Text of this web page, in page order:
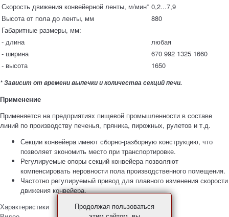
Скорость движения конвейерной ленты, м/мин* 0,2...7,9
Высота от пола до ленты, мм
880
Габаритные размеры, мм:
- длина
любая
- ширина
670 992 1325 1660
- высота
1650
* Зависит от времени выпечки и количества секций печи.
Применение
Применяется на предприятиях пищевой промышленности в составе
линий по производству печенья, пряника, пирожных, рулетов и т.д.
Секции конвейера имеют сборно-разборную конструкцию, что
позволяет экономить место при транспортировке.
Регулируемые опоры секций конвейера позволяют
компенсировать неровности пола производственного помещения.
Частотно регулируемый привод для плавного изменения скорости
движения конвейера.
Характеристики
Продолжая пользоваться